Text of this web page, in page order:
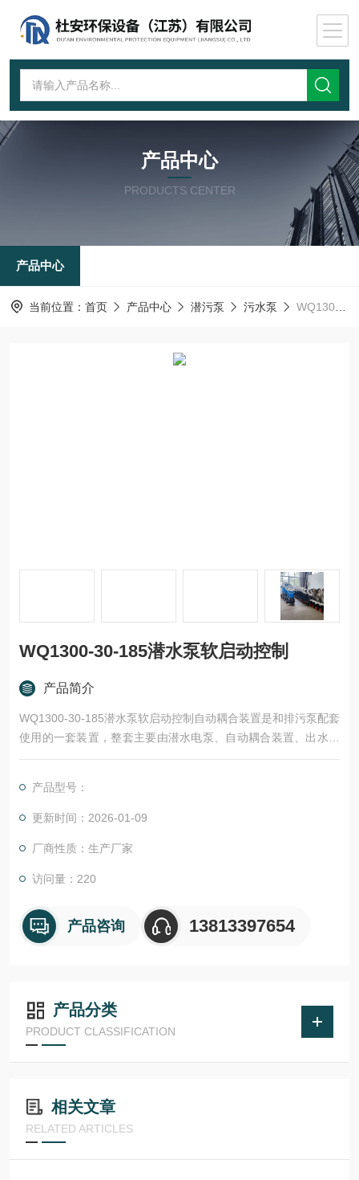
产品中心
PRODUCTS CENTER
产品中心
当前位置： 首页 产品中心 潜污泵 污水泵 WQ1300-30-185潜水泵软启动控制
WQ1300-30-185潜水泵软启动控制
产品简介
WQ1300-30-185潜水泵软启动控制自动耦合装置是和排污泵配套
使用的一套装置，整套主要由潜水电泵、自动耦合装置、出水管
组成，自动耦合装置安装在潜水电泵与污水出水管之间；在联接
量的分离室，分离室至少与一个喷射搅拌出水管连通，喷射搅拌
出水管的出水口的出水方向向下且出水口可转动角度。
产品型号：
更新时间：2026-01-09
厂商性质：生产厂家
访问量：220
产品咨询 13813397654
产品分类
PRODUCT CLASSIFICATION
相关文章
RELATED ARTICLES